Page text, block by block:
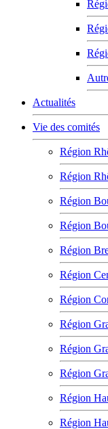
Actualités
Vie des comités
Région
Région
Région
Région
Région
Région
Région
Région
Région
Région
Région
Région